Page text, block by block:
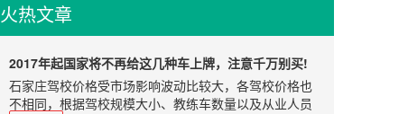
对教练员尊重。在刚开始学车的过程中说话和行为举止
都应该保持礼貌，像对待老师一样对待你的教练。虽然
随便就被吊销的。小编这里给大家介绍一下几个概念。
驾照的回收状态认为：注销、吊销、撤销、查扣等。
1驾驶证注销——身体本能丧失
驾驶证注销惩罚的意味比较少，一般有七种情况。注销
后如果条件合适，可以随时再申请驾驶证。
火热文章
2017年起国家将不再给这几种车上牌，注意千万别买!
石家庄驾校价格受市场影响波动比较大，各驾校价格也
不相同，根据驾校规模大小、教练车数量以及从业人员